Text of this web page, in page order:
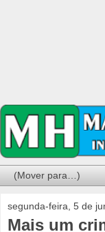
segunda-feira, 5 de
Mais um